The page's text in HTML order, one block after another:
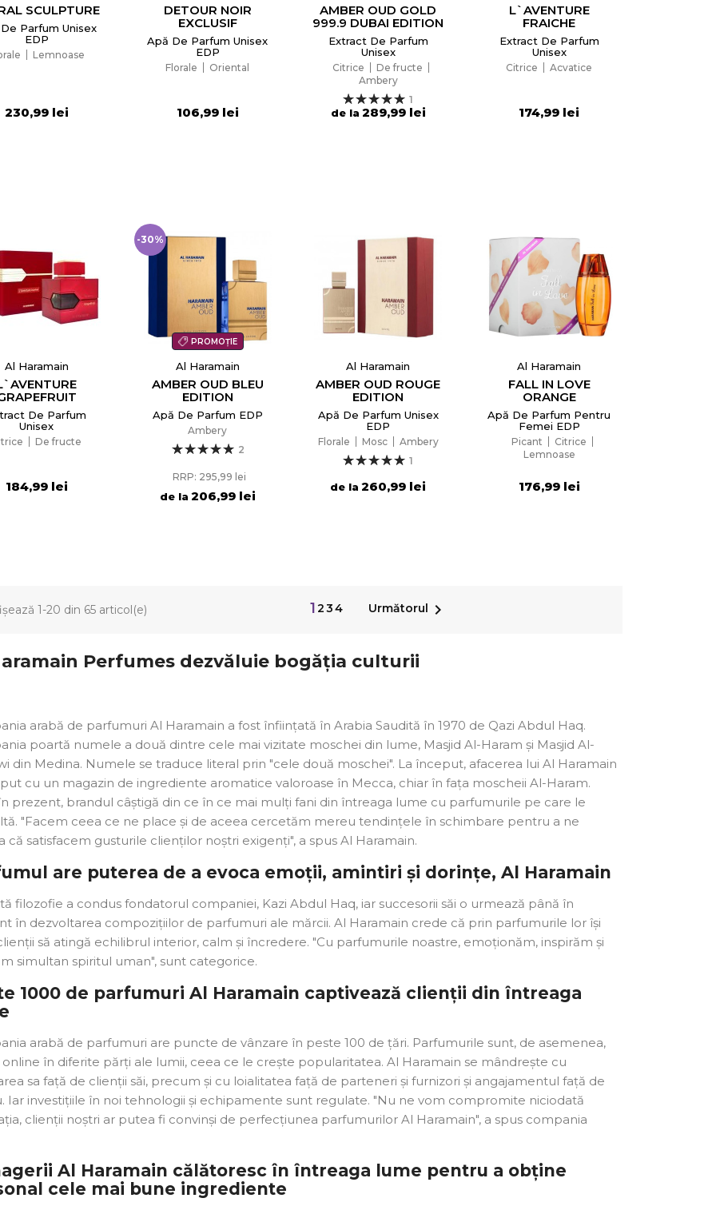
SCULPTURE
Parfum Unisex
EDP
Lemnoase
230,99 lei
DETOUR NOIR
EXCLUSIF
Apă De Parfum Unisex
EDP
Florale Oriental
106,99 lei
AMBER OUD GOLD
999.9 DUBAI EDITION
Extract De Parfum
Unisex
Citrice
De fructe
Ambery
1
de la 289,99 lei
L`AVENTURE
FRAICHE
Extract De Parfum
Unisex
Citrice Acvatice
174,99 lei
Al Haramain
De Parfum
Unisex
De fructe
184,99 lei
PROMOȚIE
-30%
Al Haramain
AMBER OUD BLEU
EDITION
Apă De Parfum EDP
Ambery
2
de la
RRP: 295,99 lei
206,99 lei
Al Haramain
AMBER OUD ROUGE
EDITION
Apă De Parfum Unisex
EDP
Florale Mosc
Ambery
1
de la 260,99 lei
Al Haramain
FALL IN LOVE
ORANGE
Apă De Parfum Pentru
Femei EDP
Picant
Citrice
Lemnoase
176,99 lei
1-20 din 65 articol(e) 1234 Următorul 
Perfumes dezvăluie bogăția culturii
arabă de parfumuri Al Haramain a fost înființată în Arabia Saudită în 1970 de Qazi Abdul Haq.
poartă numele a două dintre cele mai vizitate moschei din lume, Masjid Al-Haram și Masjid Al-
din Medina. Numele se traduce literal prin "cele două moschei". La început, afacerea lui Al Haramain
cu un magazin de ingrediente aromatice valoroase în Mecca, chiar în fața moscheii Al-Haram.
prezent, brandul câștigă din ce în ce mai mulți fani din întreaga lume cu parfumurile pe care le
"Facem ceea ce ne place și de aceea cercetăm mereu tendințele în schimbare pentru a ne
că satisfacem gusturile clienților noștri exigenți", a spus Al Haramain.
are puterea de a evoca emoții, amintiri și dorințe, Al Haramain
filozofie a condus fondatorul companiei, Kazi Abdul Haq, iar succesorii săi o urmează până în
în dezvoltarea compozițiilor de parfumuri ale mărcii. Al Haramain crede că prin parfumurile lor își
să atingă echilibrul interior, calm și încredere. "Cu parfumurile noastre, emoționăm, inspirăm și
simultan spiritul uman", sunt categorice.
1000 de parfumuri Al Haramain captivează clienții din întreaga
arabă de parfumuri are puncte de vânzare în peste 100 de țări. Parfumurile sunt, de asemenea,
online în diferite părți ale lumii, ceea ce le crește popularitatea. Al Haramain se mândrește cu
sa față de clienții săi, precum și cu loialitatea față de parteneri și furnizori și angajamentul față de
Iar investițiile în noi tehnologii și echipamente sunt regulate. "Nu ne vom compromite niciodată
clienții noștri ar putea fi convinși de perfecțiunea parfumurilor Al Haramain", a spus compania
Al Haramain călătoresc în întreaga lume pentru a obține
cele mai bune ingrediente
o lista de dorinte ×
listei de dorinte